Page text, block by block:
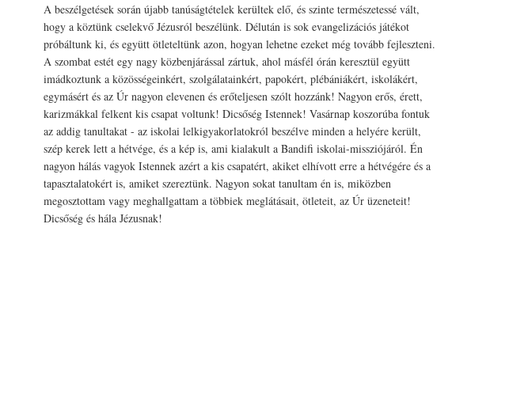
A beszélgetések során újabb tanúságtételek kerültek elő, és szinte természetessé vált,
hogy a köztünk cselekvő Jézusról beszélünk. Délután is sok evangelizációs játékot
próbáltunk ki, és együtt ötleteltünk azon, hogyan lehetne ezeket még tovább fejleszteni.
A szombat estét egy nagy közbenjárással zártuk, ahol másfél órán keresztül együtt
imádkoztunk a közösségeinkért, szolgálatainkért, papokért, plébániákért, iskolákért,
egymásért és az Úr nagyon elevenen és erőteljesen szólt hozzánk! Nagyon erős, érett,
karizmákkal felkent kis csapat voltunk! Dicsőség Istennek! Vasárnap koszorúba fontuk
az addig tanultakat - az iskolai lelkigyakorlatokról beszélve minden a helyére került,
szép kerek lett a hétvége, és a kép is, ami kialakult a Bandifi iskolai-missziójáról. Én
nagyon hálás vagyok Istennek azért a kis csapatért, akiket elhívott erre a hétvégére és a
tapasztalatokért is, amiket szereztünk. Nagyon sokat tanultam én is, miközben
megosztottam vagy meghallgattam a többiek meglátásait, ötleteit, az Úr üzeneteit!
Dicsőség és hála Jézusnak!